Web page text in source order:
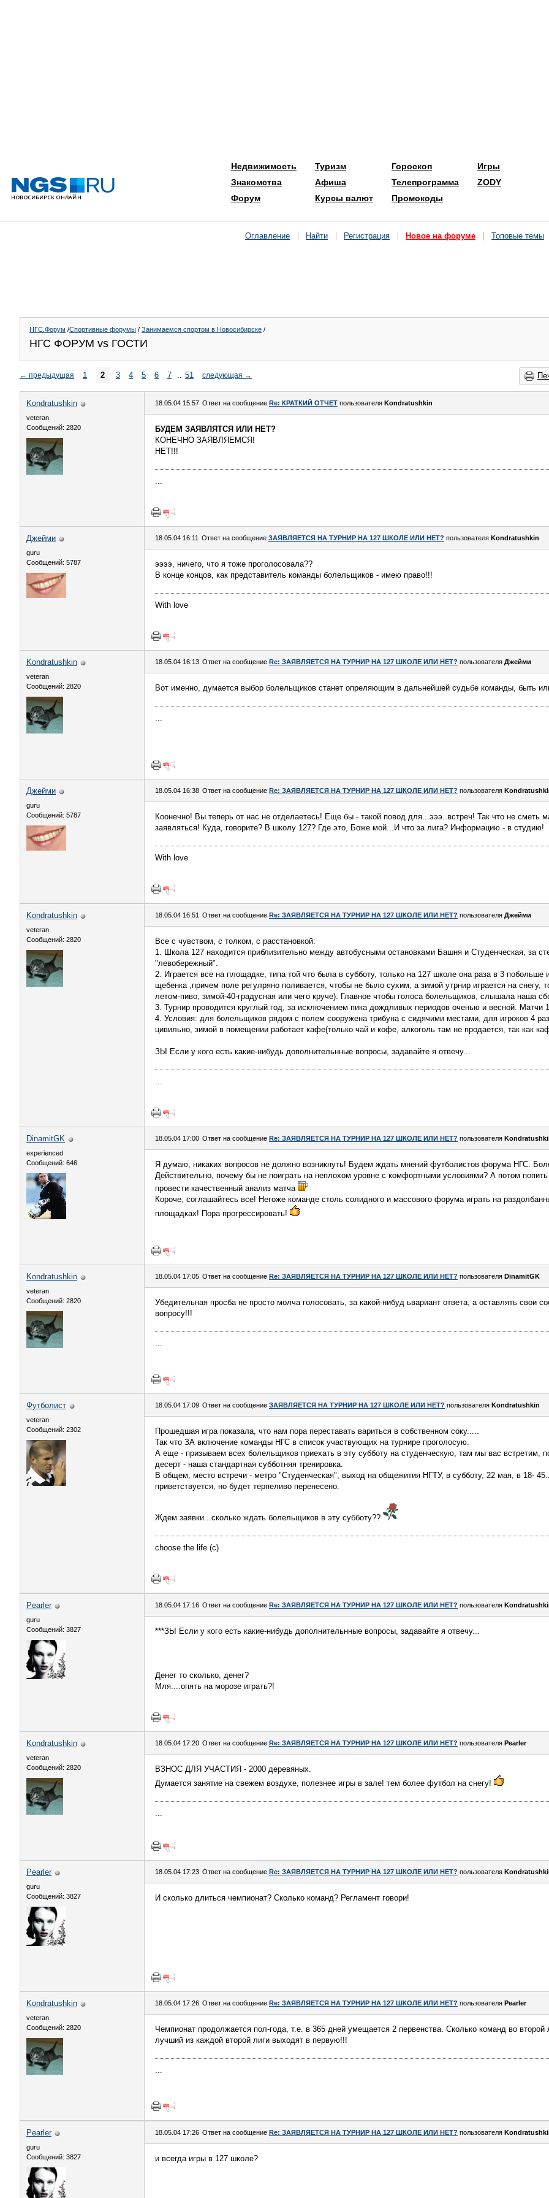
Недвижимость
Знакомства
Форум
Туризм
Афиша
Курсы валют
Гороскоп
Телепрограмма
Промокоды
Игры
ZODY
Оглавление Найти Регистрация Новое на форуме Топовые темы
НГС.Форум /Спортивные форумы / Занимаемся спортом в Новосибирске /
НГС ФОРУМ vs ГОСТИ
← предыдущая 1 2 3 4 5 6 7 .. 51 следующая →
Kondratushkin
veteran
Сообщений: 2820
18.05.04 15:57 Ответ на сообщение Re: КРАТКИЙ ОТЧЕТ пользователя Kondratushkin
БУДЕМ ЗАЯВЛЯТСЯ ИЛИ НЕТ?
КОНЕЧНО ЗАЯВЛЯЕМСЯ!
НЕТ!!!
...
Джейми
guru
Сообщений: 5787
18.05.04 16:11 Ответ на сообщение ЗАЯВЛЯЕТСЯ НА ТУРНИР НА 127 ШКОЛЕ ИЛИ НЕТ? пользователя Kondratushkin
ээээ, ничего, что я тоже проголосовала??
В конце концов, как представитель команды болельщиков - имею право!!!
With love
Kondratushkin
veteran
Сообщений: 2820
18.05.04 16:13 Ответ на сообщение Re: ЗАЯВЛЯЕТСЯ НА ТУРНИР НА 127 ШКОЛЕ ИЛИ НЕТ? пользователя Джейми
Вот именно, думается выбор болельщиков станет опреляющим в дальнейшей судьбе команды, быть
...
Джейми
guru
Сообщений: 5787
18.05.04 16:38 Ответ на сообщение Re: ЗАЯВЛЯЕТСЯ НА ТУРНИР НА 127 ШКОЛЕ ИЛИ НЕТ? пользователя
Коонечно! Вы теперь от нас не отделаетесь! Еще бы - такой повод для...эээ..встреч! Так что не сметь
заявляться! Куда, говорите? В школу 127? Где это, Боже мой...И что за лига? Информацию - в студию!
With love
Kondratushkin
veteran
Сообщений: 2820
18.05.04 16:51 Ответ на сообщение Re: ЗАЯВЛЯЕТСЯ НА ТУРНИР НА 127 ШКОЛЕ ИЛИ НЕТ? пользователя Джейми
Все с чувством, с толком, с расстановкой:
1. Школа 127 находится приблизительно между автобусными остановками Башня и Студенческая, за
"левобережный".
2. Играется все на площадке, типа той что была в субботу, только на 127 школе она раза в 3 побольше
щебенка ,причем поле регулряно поливается, чтобы не было сухим, а зимой утрнир играется на снегу,
летом-пиво, зимой-40-градусная или чего круче). Главное чтобы голоса болельщиков, слышала наша
3. Турнир проводится круглый год, за исключением пика дождливых периодов оченью и весной. Матчи
4. Условия: для болельщиков рядом с полем сооружена трибуна с сидячими местами, для игроков 4
цивильно, зимой в помещении работает кафе(только чай и кофе, алкоголь там не продается, так как
ЗЫ Если у кого есть какие-нибудь дополнительнные вопросы, задавайте я отвечу...
...
DinamitGK
experienced
Сообщений: 646
18.05.04 17:00 Ответ на сообщение Re: ЗАЯВЛЯЕТСЯ НА ТУРНИР НА 127 ШКОЛЕ ИЛИ НЕТ? пользователя
Я думаю, никаких вопросов не должно возникнуть! Будем ждать мнений футболистов форума НГС.
Действительно, почему бы не поиграть на неплохом уровне с комфортными условиями? А потом
провести качественный анализ матча
Короче, соглашайтесь все! Негоже команде столь солидного и массового форума играть на
площадках! Пора прогрессировать!
Kondratushkin
veteran
Сообщений: 2820
18.05.04 17:05 Ответ на сообщение Re: ЗАЯВЛЯЕТСЯ НА ТУРНИР НА 127 ШКОЛЕ ИЛИ НЕТ? пользователя DinamitGK
Убедительная просба не просто молча голосовать, за какой-нибуд ьвариант ответа, а оставлять свои
вопросу!!!
...
Футболист
veteran
Сообщений: 2302
18.05.04 17:09 Ответ на сообщение ЗАЯВЛЯЕТСЯ НА ТУРНИР НА 127 ШКОЛЕ ИЛИ НЕТ? пользователя Kondratushkin
Прошедшая игра показала, что нам пора переставать вариться в собственном соку.....
Так что ЗА включение команды НГС в список участвующих на турнире проголосую.
А еще - призываем всех болельщиков приехать в эту субботу на студенческую, там мы вас встретим,
десерт - наша стандартная субботняя тренировка.
В общем, место встречи - метро "Студенческая", выход на общежития НГТУ, в субботу, 22 мая, в 18-
приветствуется, но будет терпеливо перенесено.
Ждем заявки...сколько ждать болельщиков в эту субботу??
choose the life (c)
Pearler
guru
Сообщений: 3827
18.05.04 17:16 Ответ на сообщение Re: ЗАЯВЛЯЕТСЯ НА ТУРНИР НА 127 ШКОЛЕ ИЛИ НЕТ? пользователя
***ЗЫ Если у кого есть какие-нибудь дополнительнные вопросы, задавайте я отвечу...
Денег то сколько, денег?
Мля....опять на морозе играть?!
Kondratushkin
veteran
Сообщений: 2820
18.05.04 17:20 Ответ на сообщение Re: ЗАЯВЛЯЕТСЯ НА ТУРНИР НА 127 ШКОЛЕ ИЛИ НЕТ? пользователя Pearler
ВЗНОС ДЛЯ УЧАСТИЯ - 2000 деревяных.
Думается занятие на свежем воздухе, полезнее игры в зале! тем более футбол на снегу!
...
Pearler
guru
Сообщений: 3827
18.05.04 17:23 Ответ на сообщение Re: ЗАЯВЛЯЕТСЯ НА ТУРНИР НА 127 ШКОЛЕ ИЛИ НЕТ? пользователя
И сколько длиться чемпионат? Сколько команд? Регламент говори!
Kondratushkin
veteran
Сообщений: 2820
18.05.04 17:26 Ответ на сообщение Re: ЗАЯВЛЯЕТСЯ НА ТУРНИР НА 127 ШКОЛЕ ИЛИ НЕТ? пользователя Pearler
Чемпионат продолжается пол-года, т.е. в 365 дней умещается 2 первенства. Сколько команд во второй
лучший из каждой второй лиги выходят в первую!!!
...
Pearler
guru
Сообщений: 3827
18.05.04 17:26 Ответ на сообщение Re: ЗАЯВЛЯЕТСЯ НА ТУРНИР НА 127 ШКОЛЕ ИЛИ НЕТ? пользователя
и всегда игры в 127 школе?